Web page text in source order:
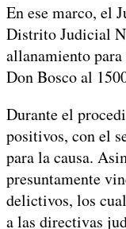
En ese marco, el
Distrito Judicial
allanamiento
Don Bosco al
Durante el
positivos, con el
para la causa.
presuntamente
delictivos, los
a las directivas